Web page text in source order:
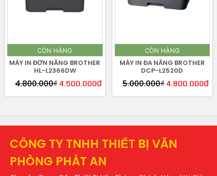
CÒN HÀNG
MÁY IN ĐƠN NĂNG BROTHER
HL-L2366DW
4.800.000₫ 4.500.000₫
CÒN HÀNG
MÁY IN ĐA NĂNG BROTHER
DCP-L2520D
5.000.000₫ 4.800.000₫
CÔNG TY TNHH THIẾT BỊ VĂN
PHÒNG PHÁT AN